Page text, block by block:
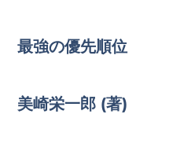
最強の優先順位
美崎栄一郎 (著)